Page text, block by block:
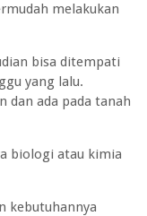
melakukan
bisa ditempati
yang lalu.
dan ada pada tanah
biologi atau kimia
kebutuhannya